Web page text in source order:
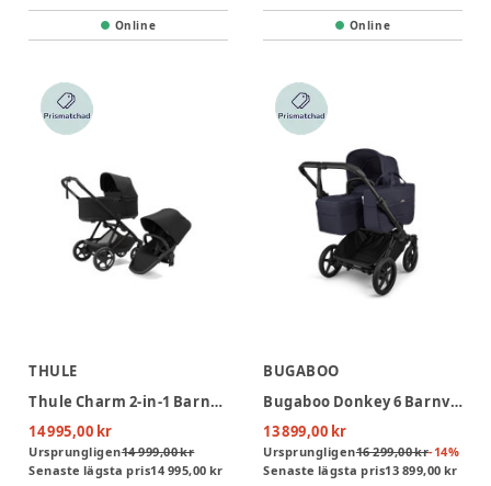
Online Online
THULE
Thule Charm 2-in-1 Barnvagn - Black
14 995,00 kr
Ursprungligen14 999,00 kr
Senaste lägsta pris14 995,00 kr
BUGABOO
Bugaboo Donkey 6 Barnvagn - Deep Indigo/Black
13 899,00 kr
Ursprungligen16 299,00 kr-14%
Senaste lägsta pris13 899,00 kr